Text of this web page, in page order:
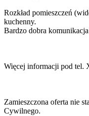
Rozkład pomieszczeń
kuchenny.
Bardzo dobra
Więcej informacji pod tel.
Zamieszczona oferta nie
Cywilnego.